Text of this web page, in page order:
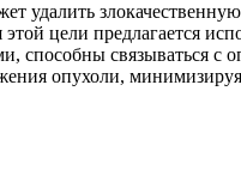
удалить
цели предлагается
связываться с
опухоли,